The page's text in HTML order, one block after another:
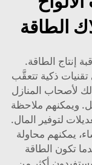
الطاقة
إنتاج الطاقة.
ذكية تتعقَّب
لأصحاب المنازل
ويمكنهم ملاحظة
لتوفير المال.
يمكنهم محاولة
تكون الطاقة